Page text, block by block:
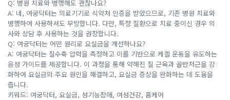
Q: 병원 치료와 병행해도 괜찮나요?
A: 네, 여궁닥터는 의료기기로 식약처 인증을 받았으므로, 기존 병원 치료와
병행하여 사용하셔도 무방합니다. 다만, 특정 질환으로 치료 중이신 경우 의
사와 상담 후 사용하는 것을 권장합니다.
Q: 여궁닥터는 어떤 원리로 요실금을 개선하나요?
A: 여궁닥터는 질수축 압력을 측정하고 이를 기반으로 케겔 운동을 유도하는
음성 가이드를 제공합니다. 이 과정을 통해 약해진 질 근육과 골반저근을 강
화하여 요실금의 주요 원인을 해결하고, 요실금 증상을 완화하는 데 도움을
줍니다.
키워드: 여궁닥터, 요실금, 성기능장애, 여성건강, 홈케어